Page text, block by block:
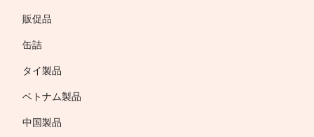
販促品
缶詰
タイ製品
ベトナム製品
中国製品